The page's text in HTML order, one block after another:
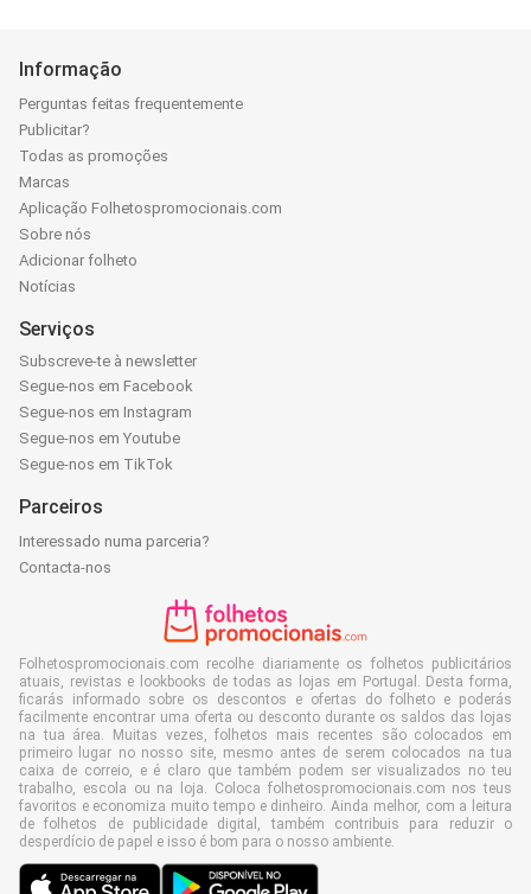
Informação
Perguntas feitas frequentemente
Publicitar?
Todas as promoções
Marcas
Aplicação Folhetospromocionais.com
Sobre nós
Adicionar folheto
Notícias
Serviços
Subscreve-te à newsletter
Segue-nos em Facebook
Segue-nos em Instagram
Segue-nos em Youtube
Segue-nos em TikTok
Parceiros
Interessado numa parceria?
Contacta-nos
Folhetospromocionais.com recolhe diariamente os folhetos publicitários
atuais, revistas e lookbooks de todas as lojas em Portugal. Desta forma,
ficarás informado sobre os descontos e ofertas do folheto e poderás
facilmente encontrar uma oferta ou desconto durante os saldos das lojas
na tua área. Muitas vezes, folhetos mais recentes são colocados em
primeiro lugar no nosso site, mesmo antes de serem colocados na tua
caixa de correio, e é claro que também podem ser visualizados no teu
trabalho, escola ou na loja. Coloca folhetospromocionais.com nos teus
favoritos e economiza muito tempo e dinheiro. Ainda melhor, com a leitura
de folhetos de publicidade digital, também contribuis para reduzir o
desperdício de papel e isso é bom para o nosso ambiente.